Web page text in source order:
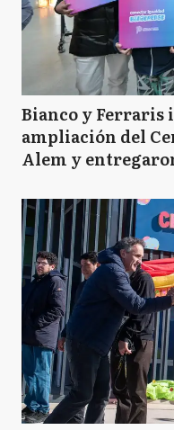
Bianco y Ferraris
ampliación del
Alem y